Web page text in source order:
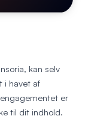
kan selv
i havet af
er
til dit indhold.